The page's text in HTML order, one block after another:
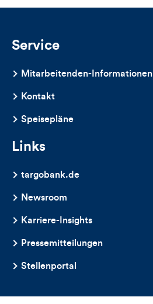
Service
Mitarbeitenden-Informationen
Kontakt
Speisepläne
Links
targobank.de
Newsroom
Karriere-Insights
Pressemitteilungen
Stellenportal